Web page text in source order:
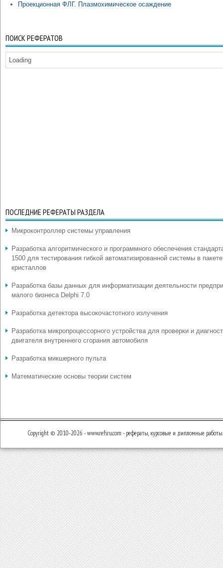
Проекционная ФЛГ. Плазмохимическое осаждение
ПОИСК РЕФЕРАТОВ
Loading
ПОСЛЕДНИЕ РЕФЕРАТЫ РАЗДЕЛА
Микроконтроллер системы управления
Разработка алгоритмического и программного обеспечения
1500 для тестирования гибкой автоматизированной системы в пакете
кристаллов
Разработка базы данных для информатизации деятельности
малого бизнеса Delphi 7.0
Разработка детектора высокочастотного излучения
Разработка микропроцессорного устройства для проверки и
двигателя внутреннего сгорания автомобиля
Разработка микшерного пульта
Математические основы теории систем
Copyright © 2010-2026 - www.refsru.com - рефераты, курсовые и дипломные работы